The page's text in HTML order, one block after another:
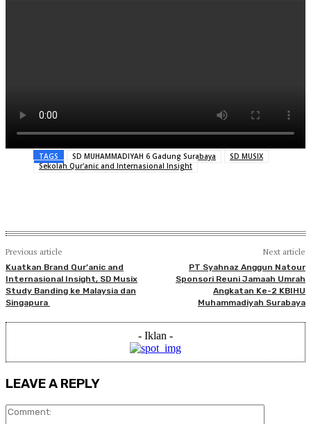
TAGS SD MUHAMMADIYAH 6 Gadung Surabaya
SD MUSIX
Sekolah Qur'anic and Internasional Insight
Previous article
Kuatkan Brand Qur’anic and
Internasional Insight, SD Musix
Study Banding ke Malaysia dan
Singapura
Next article
PT Syahnaz Anggun Natour
Sponsori Reuni Jamaah Umrah
Angkatan Ke-2 KBIHU
Muhammadiyah Surabaya
- Iklan -
LEAVE A REPLY